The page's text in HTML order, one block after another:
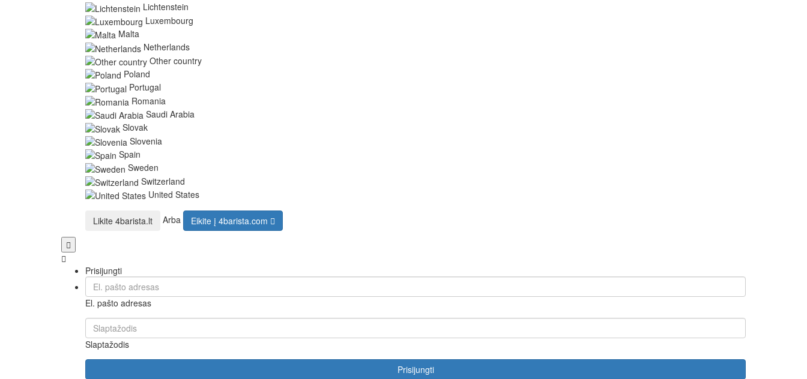
Lichtenstein
Luxembourg
Malta
Netherlands
Other country
Poland
Portugal
Romania
Saudi Arabia
Slovak
Slovenia
Spain
Sweden
Switzerland
United States
Likite 4barista.lt Arba Eikite į 4barista.com
Prisijungti
El. pašto adresas
Slaptažodis
Prisijungti